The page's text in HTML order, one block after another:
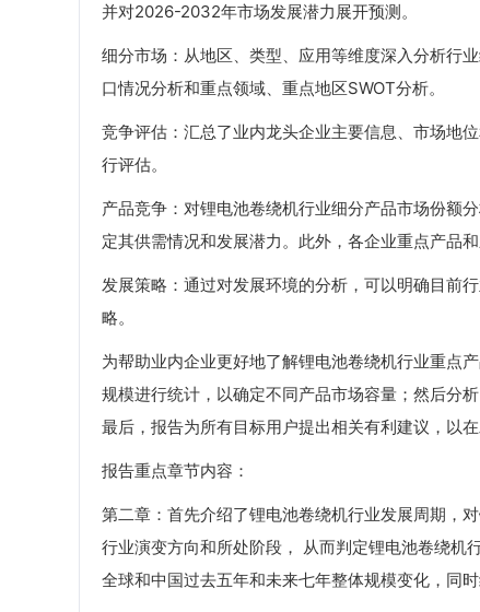
并对2026-2032年市场发展潜力展开预测。
细分市场：从地区、类型、应用等维度深入分析行
口情况分析和重点领域、重点地区SWOT分析。
竞争评估：汇总了业内龙头企业主要信息、市场地
行评估。
产品竞争：对锂电池卷绕机行业细分产品市场份额
定其供需情况和发展潜力。此外，各企业重点产品
发展策略：通过对发展环境的分析，可以明确目前
略。
为帮助业内企业更好地了解锂电池卷绕机行业重点
规模进行统计，以确定不同产品市场容量；然后分
最后，报告为所有目标用户提出相关有利建议，以
报告重点章节内容：
第二章：首先介绍了锂电池卷绕机行业发展周期，
行业演变方向和所处阶段， 从而判定锂电池卷绕机
全球和中国过去五年和未来七年整体规模变化，同